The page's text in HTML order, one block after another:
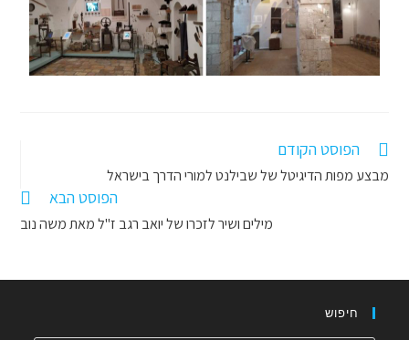
הפוסט הקודם
מבצע מפות הדיגיטל של שבילנט למורי הדרך בישראל
הפוסט הבא
מילים ושיר לזכרו של יואב רגב ז"ל מאת משה נוב
חיפוש